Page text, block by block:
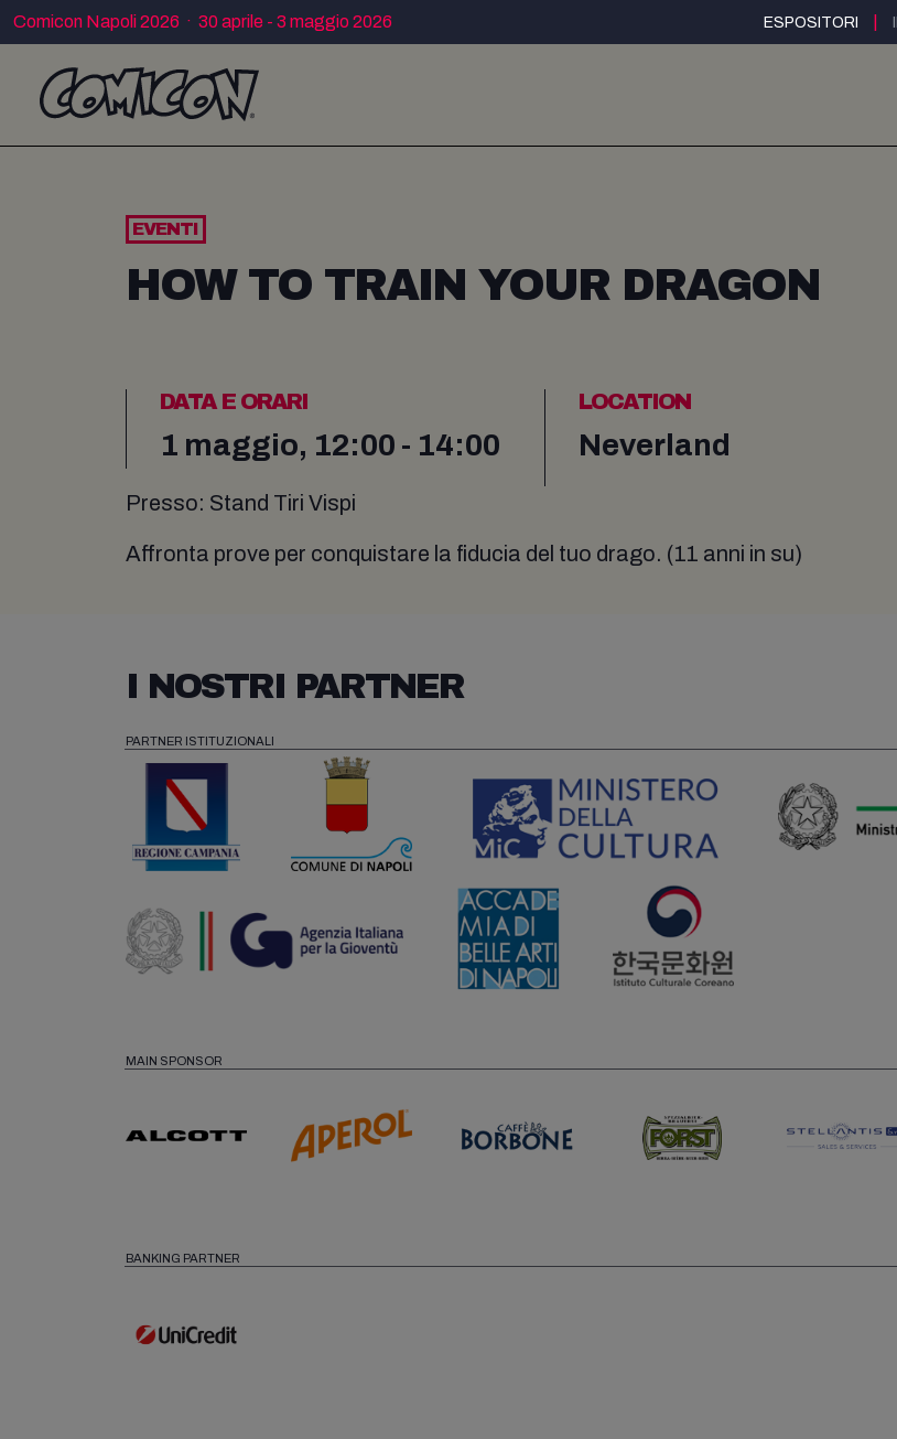
Comicon Napoli 2026 · 30 aprile - 3 maggio 2026 ESPOSITORI
EVENTI
HOW TO TRAIN YOUR DRAGON
DATA E ORARI
1 maggio, 12:00 - 14:00
LOCATION
Neverland
Presso: Stand Tiri Vispi
Affronta prove per conquistare la fiducia del tuo drago. (11 anni in su)
I NOSTRI PARTNER
PARTNER ISTITUZIONALI
MAIN SPONSOR
BANKING PARTNER